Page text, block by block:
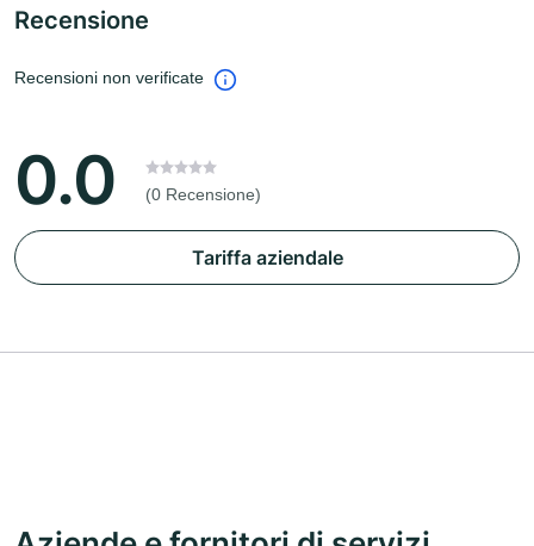
Recensione
Recensioni non verificate
0.0 (0 Recensione)
Tariffa aziendale